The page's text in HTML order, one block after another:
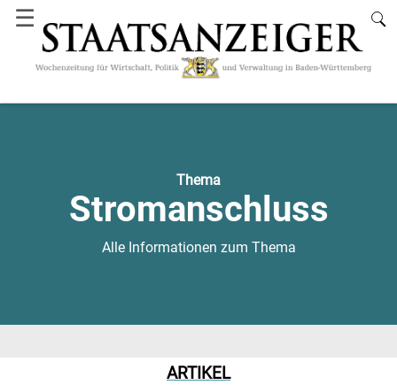
☰
Thema
Stromanschluss
Alle Informationen zum Thema
ARTIKEL